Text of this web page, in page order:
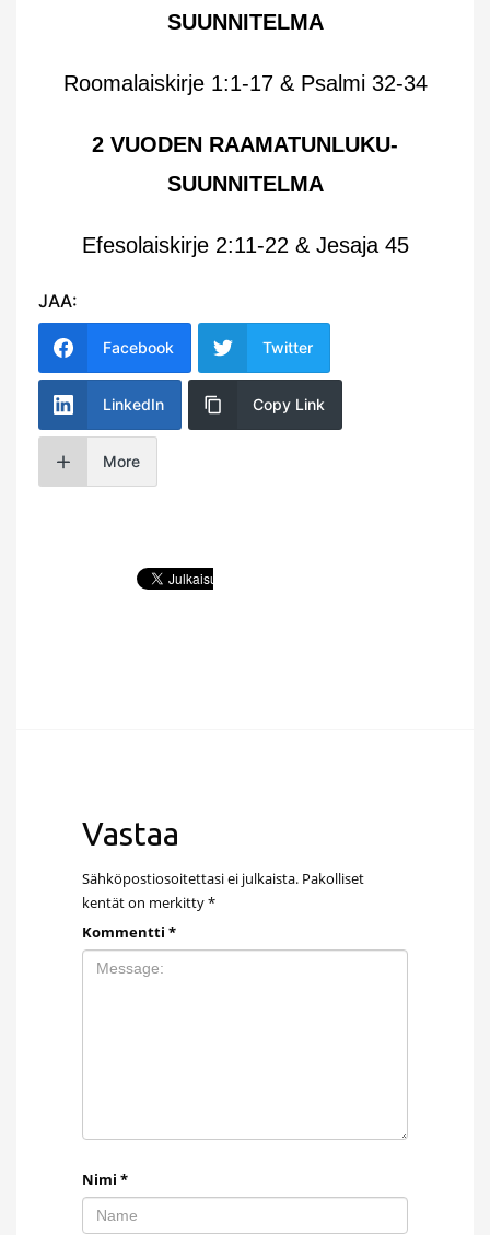
SUUNNITELMA
Roomalaiskirje 1:1-17 & Psalmi 32-34
2 VUODEN RAAMATUNLUKU-
SUUNNITELMA
Efesolaiskirje 2:11-22 & Jesaja 45
JAA:
Facebook Twitter
LinkedIn Copy Link
More
Vastaa
Sähköpostiosoitettasi ei julkaista. Pakolliset
kentät on merkitty*
Kommentti *
Nimi *